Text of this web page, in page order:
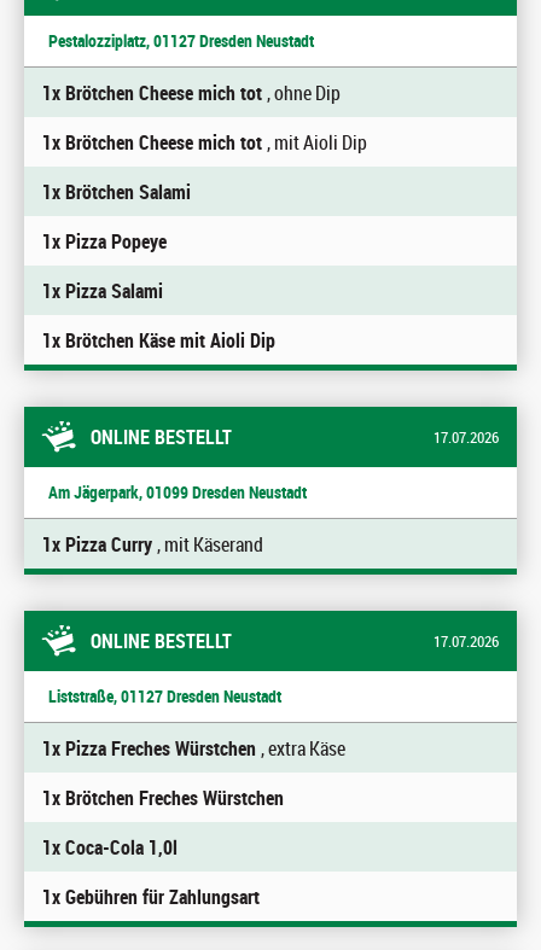
Pestalozziplatz, 01127 Dresden Neustadt
1x Brötchen Cheese mich tot, ohne Dip
1x Brötchen Cheese mich tot, mit Aioli Dip
1x Brötchen Salami
1x Pizza Popeye
1x Pizza Salami
1x Brötchen Käse mit Aioli Dip
ONLINE BESTELLT 17.07.2026
Am Jägerpark, 01099 Dresden Neustadt
1x Pizza Curry, mit Käserand
ONLINE BESTELLT 17.07.2026
Liststraße, 01127 Dresden Neustadt
1x Pizza Freches Würstchen, extra Käse
1x Brötchen Freches Würstchen
1x Coca-Cola 1,0l
1x Gebühren für Zahlungsart